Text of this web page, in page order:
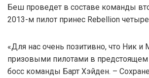
Беш проведет в составе команды
2013-м пилот принес Rebellion
«Для нас очень позитивно, что Ник и
призовыми пилотами в предстоящем
босс команды Барт Хэйден. –